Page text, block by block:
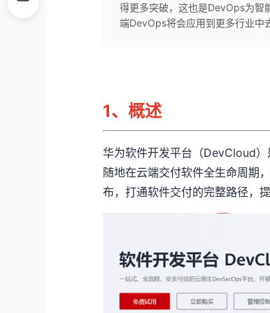
得更多突破，这也是DevOps为智
端DevOps将会应用到更多行业中
1、概述
华为软件开发平台（DevCloud
随地在云端交付软件全生命周期
布，打通软件交付的完整路径，